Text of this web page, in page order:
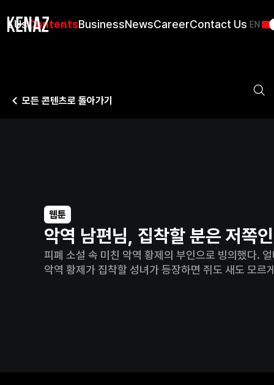
UsContentsBusinessNewsCareerContact Us EN
모든 콘텐츠로 돌아가기
웹툰
악역 남편님, 집착할 분은 저쪽
피폐 소설 속 미친 악역 황제의 부인으로 빙의했다.
악역 황제가 집착할 성녀가 등장하면 쥐도 새도 모르